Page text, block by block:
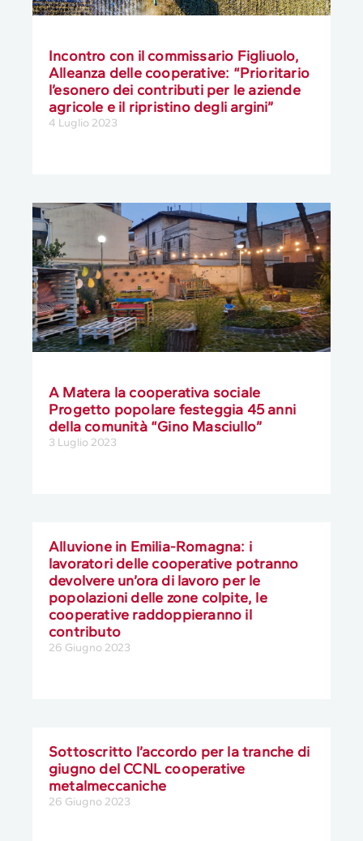
Incontro con il commissario Figliuolo,
Alleanza delle cooperative: “Prioritario
l’esonero dei contributi per le aziende
agricole e il ripristino degli argini”
4 Luglio 2023
A Matera la cooperativa sociale
Progetto popolare festeggia 45 anni
della comunità “Gino Masciullo”
3 Luglio 2023
Alluvione in Emilia-Romagna: i
lavoratori delle cooperative potranno
devolvere un’ora di lavoro per le
popolazioni delle zone colpite, le
cooperative raddoppieranno il
contributo
26 Giugno 2023
Sottoscritto l’accordo per la tranche di
giugno del CCNL cooperative
metalmeccaniche
26 Giugno 2023